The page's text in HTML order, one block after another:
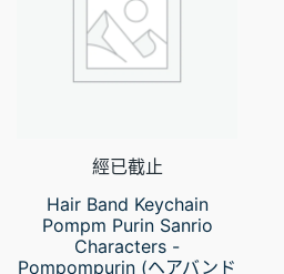
經已截止
Hair Band Keychain
Pompm Purin Sanrio
Characters -
Pompompurin (ヘアバンド